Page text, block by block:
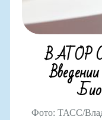
В АТОР
Фото: ТАСС/